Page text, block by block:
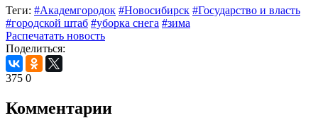
Теги: #Академгородок #Новосибирск #Государство и власть
#городской штаб #уборка снега #зима
Распечатать новость
Поделиться:
375 0
Комментарии